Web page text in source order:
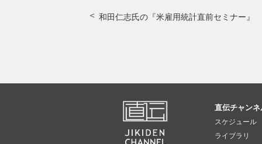
和田仁志氏の『米雇用統計直前セミナー』
直伝チャン
スケジュール
ライブラリ